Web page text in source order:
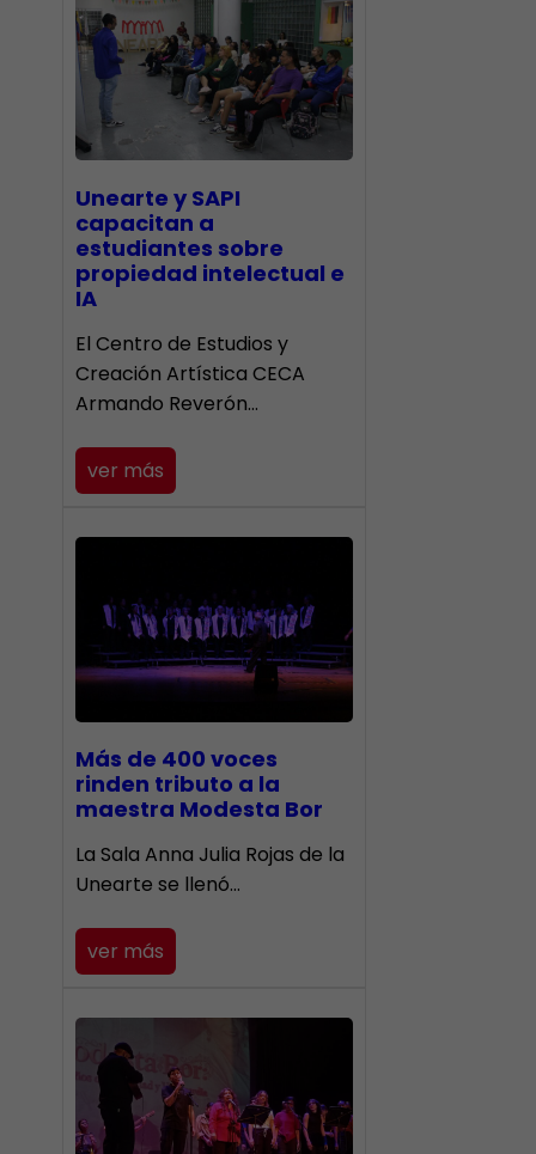
Unearte y SAPI
capacitan a
estudiantes sobre
propiedad intelectual e
IA
El Centro de Estudios y
Creación Artística CECA
Armando Reverón…
ver más
Más de 400 voces
rinden tributo a la
maestra Modesta Bor
​La Sala Anna Julia Rojas de la
Unearte se llenó…
ver más